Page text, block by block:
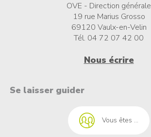
OVE - Direction générale
19 rue Marius Grosso
69120 Vaulx-en-Velin
Tél. 04 72 07 42 00
Nous écrire
Se laisser guider
Vous êtes ...